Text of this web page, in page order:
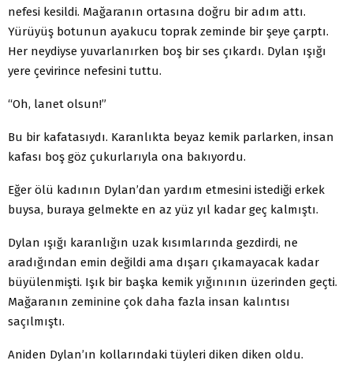
nefesi kesildi. Mağaranın ortasına doğru bir adım attı.
Yürüyüş botunun ayakucu toprak zeminde bir şeye çarptı.
Her neydiyse yuvarlanırken boş bir ses çıkardı. Dylan ışığı
yere çevirince nefesini tuttu.
“Oh, lanet olsun!”
Bu bir kafatasıydı. Karanlıkta beyaz kemik parlarken, insan
kafası boş göz çukurlarıyla ona bakıyordu.
Eğer ölü kadının Dylan’dan yardım etmesini istediği erkek
buysa, buraya gelmekte en az yüz yıl kadar geç kalmıştı.
Dylan ışığı karanlığın uzak kısımlarında gezdirdi, ne
aradığından emin değildi ama dışarı çıkamayacak kadar
büyülenmişti. Işık bir başka kemik yığınının üzerinden geçti.
Mağaranın zeminine çok daha fazla insan kalıntısı
saçılmıştı.
Aniden Dylan’ın kollarındaki tüyleri diken diken oldu.